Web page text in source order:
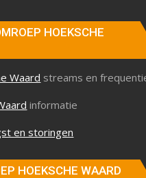
HOEKSCHE
Waard streams en
informatie
en storingen
HOEKSCHE WAARD